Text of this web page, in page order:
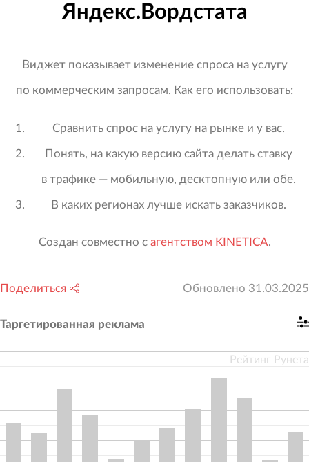
Яндекс.Вордстата
Виджет показывает изменение спроса на услугу
по коммерческим запросам. Как его использовать:
Сравнить спрос на услугу на рынке и у вас.
Понять, на какую версию сайта делать ставку
в трафике — мобильную, десктопную или обе.
В каких регионах лучше искать заказчиков.
Создан совместно с агентством KINETICA.
Поделиться Обновлено 31.03.2025
Таргетированная реклама
Рейтинг Рунета